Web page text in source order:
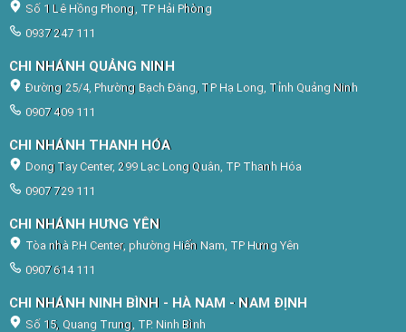
Số 1 Lê Hồng Phong, TP Hải Phòng
0937 247 111
CHI NHÁNH QUẢNG NINH
Đường 25/4, Phường Bạch Đằng, TP Hạ Long, Tỉnh Quảng Ninh
0907 409 111
CHI NHÁNH THANH HÓA
Dong Tay Center, 299 Lạc Long Quân, TP Thanh Hóa
0907 729 111
CHI NHÁNH HƯNG YÊN
Tòa nhà P.H Center, phường Hiến Nam, TP Hưng Yên
0907 614 111
CHI NHÁNH NINH BÌNH - HÀ NAM - NAM ĐỊNH
Số 15, Quang Trung, TP. Ninh Bình